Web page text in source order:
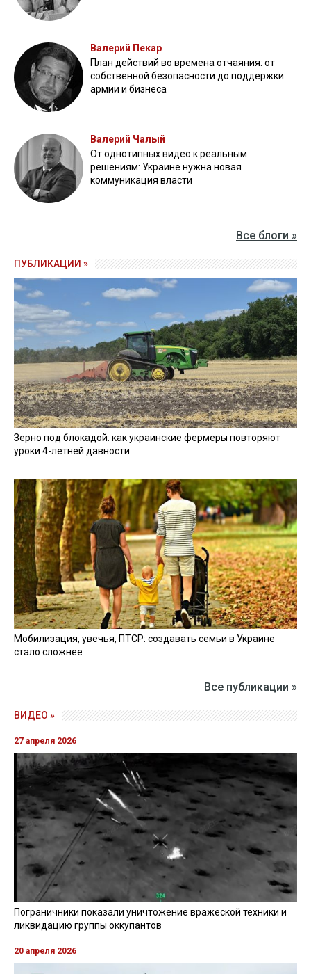
Валерий Пекар
План действий во времена отчаяния: от
собственной безопасности до поддержки
армии и бизнеса
Валерий Чалый
От однотипных видео к реальным
решениям: Украине нужна новая
коммуникация власти
Все блоги »
ПУБЛИКАЦИИ »
Зерно под блокадой: как украинские фермеры повторяют
уроки 4-летней давности
Мобилизация, увечья, ПТСР: создавать семьи в Украине
стало сложнее
Все публикации »
ВИДЕО »
27 апреля 2026
Пограничники показали уничтожение вражеской техники и
ликвидацию группы оккупантов
20 апреля 2026